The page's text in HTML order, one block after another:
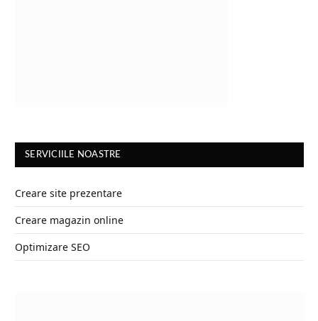
SERVICIILE NOASTRE
Creare site prezentare
Creare magazin online
Optimizare SEO